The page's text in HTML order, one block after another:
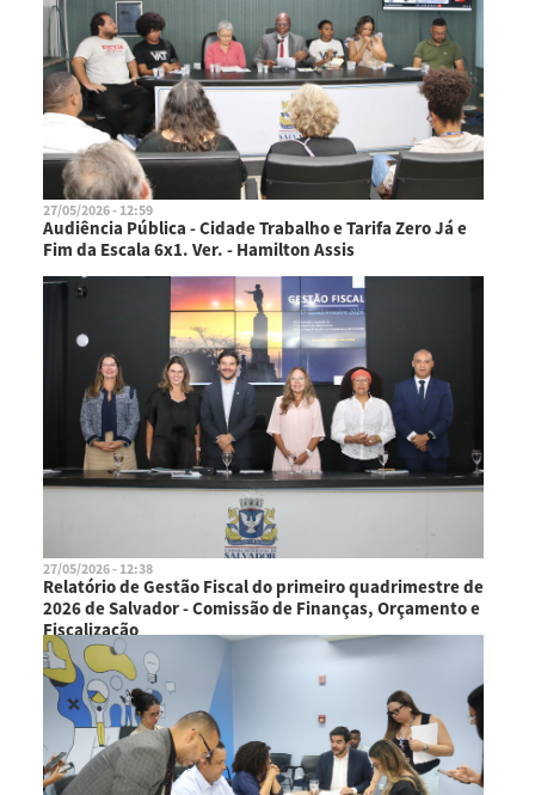
27/05/2026 - 12:59
Audiência Pública - Cidade Trabalho e Tarifa Zero Já e
Fim da Escala 6x1. Ver. - Hamilton Assis
27/05/2026 - 12:38
Relatório de Gestão Fiscal do primeiro quadrimestre de
2026 de Salvador - Comissão de Finanças, Orçamento e
Fiscalização